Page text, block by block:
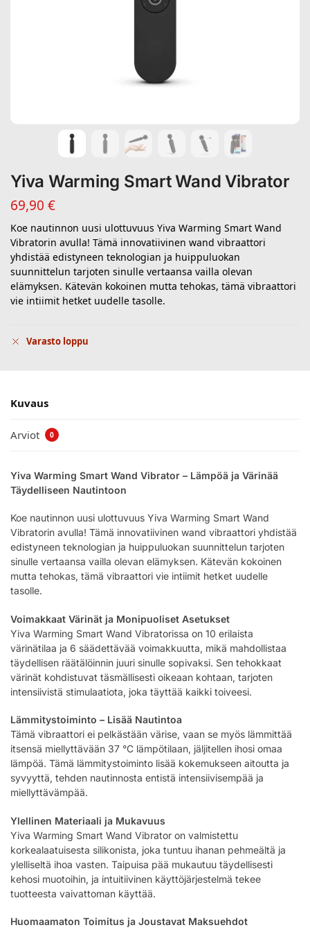
Yiva Warming Smart Wand Vibrator
69,90 €
Koe nautinnon uusi ulottuvuus Yiva Warming Smart Wand
Vibratorin avulla! Tämä innovatiivinen wand vibraattori
yhdistää edistyneen teknologian ja huippuluokan
suunnittelun tarjoten sinulle vertaansa vailla olevan
elämyksen. Kätevän kokoinen mutta tehokas, tämä vibraattori
vie intiimit hetket uudelle tasolle.
Varasto loppu
Kuvaus
Arviot 0
Yiva Warming Smart Wand Vibrator – Lämpöä ja Värinää
Täydelliseen Nautintoon
Koe nautinnon uusi ulottuvuus Yiva Warming Smart Wand
Vibratorin avulla! Tämä innovatiivinen wand vibraattori yhdistää
edistyneen teknologian ja huippuluokan suunnittelun tarjoten
sinulle vertaansa vailla olevan elämyksen. Kätevän kokoinen
mutta tehokas, tämä vibraattori vie intiimit hetket uudelle
tasolle.
Voimakkaat Värinät ja Monipuoliset Asetukset
Yiva Warming Smart Wand Vibratorissa on 10 erilaista
värinätilaa ja 6 säädettävää voimakkuutta, mikä mahdollistaa
täydellisen räätälöinnin juuri sinulle sopivaksi. Sen tehokkaat
värinät kohdistuvat täsmällisesti oikeaan kohtaan, tarjoten
intensiivistä stimulaatiota, joka täyttää kaikki toiveesi.
Lämmitystoiminto – Lisää Nautintoa
Tämä vibraattori ei pelkästään värise, vaan se myös lämmittää
itsensä miellyttävään 37 °C lämpötilaan, jäljitellen ihosi omaa
lämpöä. Tämä lämmitystoiminto lisää kokemukseen aitoutta ja
syvyyttä, tehden nautinnosta entistä intensiivisempää ja
miellyttävämpää.
Ylellinen Materiaali ja Mukavuus
Yiva Warming Smart Wand Vibrator on valmistettu
korkealaatuisesta silikonista, joka tuntuu ihanan pehmeältä ja
ylelliseltä ihoa vasten. Taipuisa pää mukautuu täydellisesti
kehosi muotoihin, ja intuitiivinen käyttöjärjestelmä tekee
tuotteesta vaivattoman käyttää.
Huomaamaton Toimitus ja Joustavat Maksuehdot